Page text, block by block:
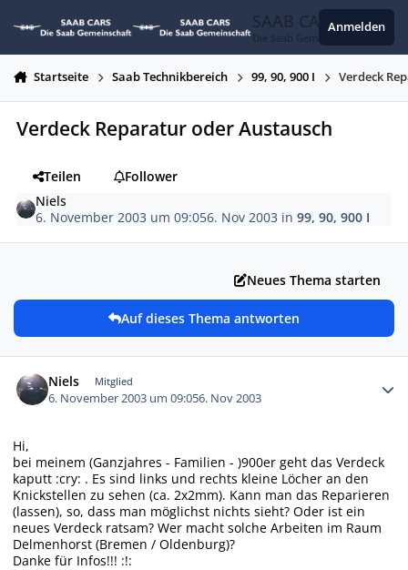
SAAB CARS
Die Saab Gemeinschaft
Anmelden
Startseite Saab Technikbereich 99, 90, 900 I Verdeck
Verdeck Reparatur oder Austausch
Teilen
Follower
Niels
6. November 2003 um 09:056. Nov 2003 in99, 90, 900 I
Neues Thema starten
Auf dieses Thema antworten
Niels Mitglied
6. November 2003 um 09:056. Nov 2003
Hi,
bei meinem (Ganzjahres - Familien - )900er geht das Verdeck
kaputt :cry: . Es sind links und rechts kleine Löcher an den
Knickstellen zu sehen (ca. 2x2mm). Kann man das Reparieren
(lassen), so, dass man möglichst nichts sieht? Oder ist ein
neues Verdeck ratsam? Wer macht solche Arbeiten im Raum
Delmenhorst (Bremen / Oldenburg)?
Danke für Infos!!! :!: